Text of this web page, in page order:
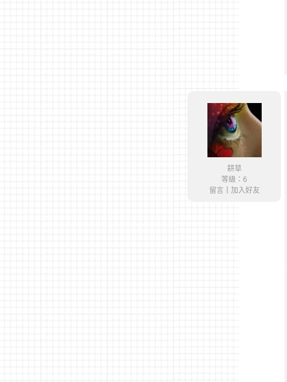
耕草
等級：6
留言｜ 加入好友